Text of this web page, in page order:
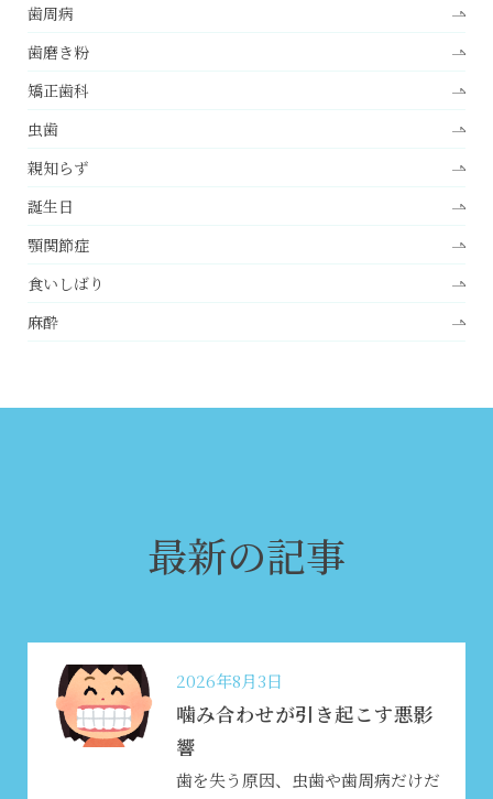
歯周病
歯磨き粉
矯正歯科
虫歯
親知らず
誕生日
顎関節症
食いしばり
麻酔
最新の記事
2026年8月3日
噛み合わせが引き起こす悪影
響
歯を失う原因、虫歯や歯周病だけだ